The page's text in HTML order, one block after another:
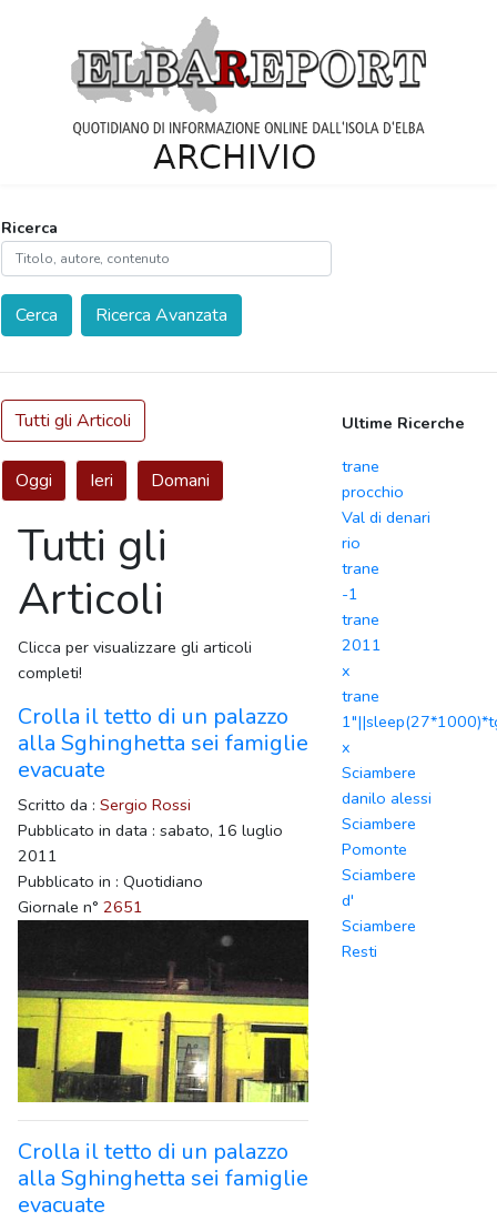
Ricerca
Cerca Ricerca Avanzata
Tutti gli Articoli
Oggi Ieri Domani
Tutti gli
Articoli
Clicca per visualizzare gli articoli
completi!
Crolla il tetto di un palazzo
alla Sghinghetta sei famiglie
evacuate
Scritto da : Sergio Rossi
Pubblicato in data : sabato, 16 luglio
2011
Pubblicato in : Quotidiano
Giornale n° 2651
Crolla il tetto di un palazzo
alla Sghinghetta sei famiglie
evacuate
Ultime Ricerche
trane
procchio
Val di denari
rio
trane
-1
trane
2011
x
trane
x
Sciambere
danilo alessi
Sciambere
Pomonte
Sciambere
d'
Sciambere
Resti